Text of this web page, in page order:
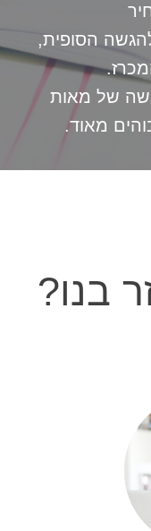
הסופית,
של מאות
מאוד.
בנו?